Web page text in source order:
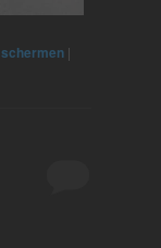
schermen |